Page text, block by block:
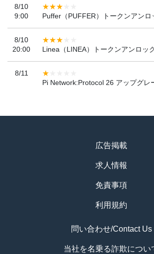
8/10
9:00
Puffer（PUFFER）トークンアンロ
8/10
20:00
Linea（LINEA）トークンアンロッ
8/11
Pi Network:Protocol 26 アップグレ
広告掲載
求人情報
免責事項
利用規約
問い合わせ/Contact Us
当社を名乗る詐欺につい